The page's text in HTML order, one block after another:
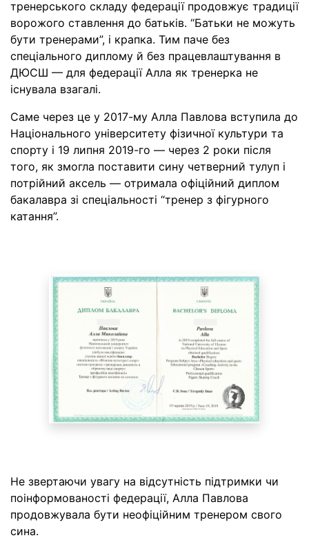
тренерського складу федерації продовжує традиції
ворожого ставлення до батьків. “Батьки не можуть
бути тренерами”, і крапка. Тим паче без
спеціального диплому й без працевлаштування в
ДЮСШ — для федерації Алла як тренерка не
існувала взагалі.
Саме через це у 2017-му Алла Павлова вступила до
Національного університету фізичної культури та
спорту і 19 липня 2019-го — через 2 роки після
того, як змогла поставити сину четверний тулуп і
потрійний аксель — отримала офіційний диплом
бакалавра зі спеціальності “тренер з фігурного
катання”.
Не звертаючи увагу на відсутність підтримки чи
поінформованості федерації, Алла Павлова
продовжувала бути неофіційним тренером свого
сина.